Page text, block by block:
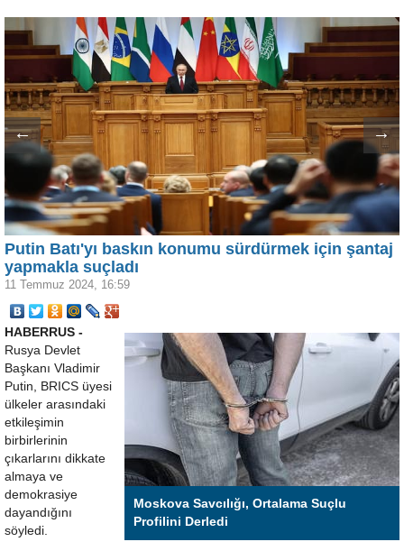
← →
Putin Batı'yı baskın konumu sürdürmek için şantaj
yapmakla suçladı
11 Temmuz 2024, 16:59
Moskova Savcılığı, Ortalama Suçlu
Profilini Derledi
HABERRUS -
Rusya Devlet
Başkanı Vladimir
Putin, BRICS üyesi
ülkeler arasındaki
etkileşimin
birbirlerinin
çıkarlarını dikkate
almaya ve
demokrasiye
dayandığını
söyledi.